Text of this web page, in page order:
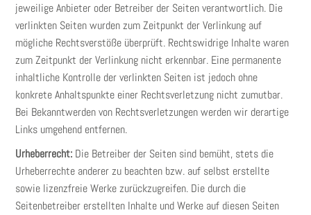
jeweilige Anbieter oder Betreiber der Seiten verantwortlich. Die
verlinkten Seiten wurden zum Zeitpunkt der Verlinkung auf
mögliche Rechtsverstöße überprüft. Rechtswidrige Inhalte waren
zum Zeitpunkt der Verlinkung nicht erkennbar. Eine permanente
inhaltliche Kontrolle der verlinkten Seiten ist jedoch ohne
konkrete Anhaltspunkte einer Rechtsverletzung nicht zumutbar.
Bei Bekanntwerden von Rechtsverletzungen werden wir derartige
Links umgehend entfernen.
Urheberrecht: Die Betreiber der Seiten sind bemüht, stets die
Urheberrechte anderer zu beachten bzw. auf selbst erstellte
sowie lizenzfreie Werke zurückzugreifen. Die durch die
Seitenbetreiber erstellten Inhalte und Werke auf diesen Seiten